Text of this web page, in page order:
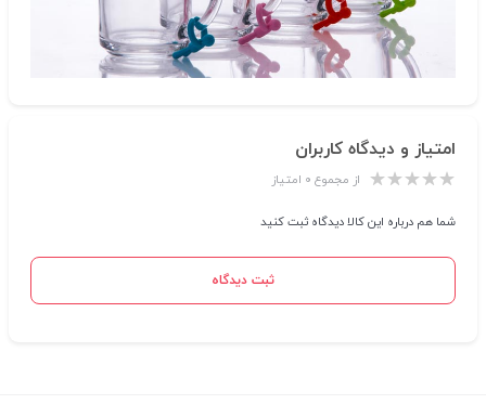
امتیاز و دیدگاه کاربران
از مجموع ۰ امتیاز
شما هم درباره این کالا دیدگاه ثبت کنید
ثبت دیدگاه